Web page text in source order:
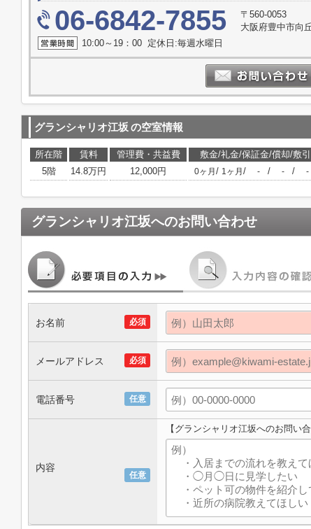
06-6842-7855
〒560-0053
大阪府豊中市向
10:00～19：00 定休日:毎週水曜日
グランシャリオ江坂 の空室情報
所在階 賃料 管理費・共益費 敷金/礼金/保証金/償却/敷引
5階
14.8万円 12,000円 0ヶ月 / 1ヶ月 / - / - / -
グランシャリオ江坂へのお問い合わせ
必須
お名前
必須
メールアドレス
任意
電話番号
任意
内容
【グランシャリオ江坂へのお問い合